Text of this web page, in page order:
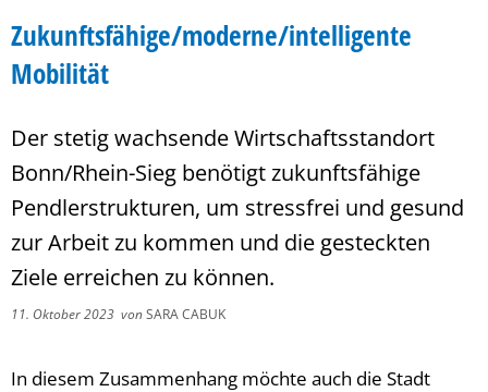
Zukunftsfähige/moderne/intelligente
Mobilität
Der stetig wachsende Wirtschaftsstandort
Bonn/Rhein-Sieg benötigt zukunftsfähige
Pendlerstrukturen, um stressfrei und gesund
zur Arbeit zu kommen und die gesteckten
Ziele erreichen zu können.
11. Oktober 2023 vonSARA CABUK
In diesem Zusammenhang möchte auch die Stadt